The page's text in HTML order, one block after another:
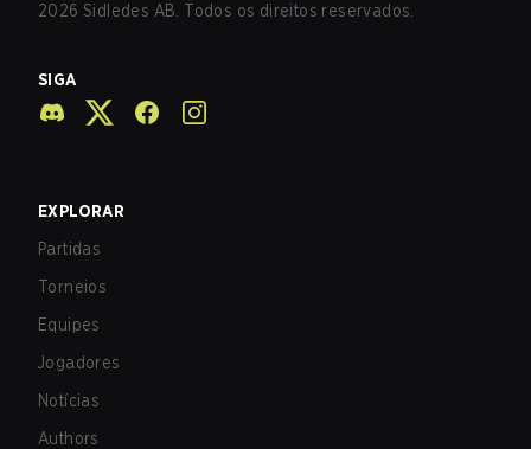
2026 Sidledes AB. Todos os direitos reservados.
SIGA
EXPLORAR
Partidas
Torneios
Equipes
Jogadores
Notícias
Authors